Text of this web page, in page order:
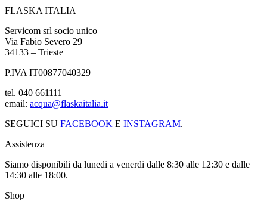
FLASKA ITALIA
Servicom srl socio unico
Via Fabio Severo 29
34133 – Trieste
P.IVA IT00877040329
tel. 040 661111
email: acqua@flaskaitalia.it
SEGUICI SU FACEBOOK E INSTAGRAM.
Assistenza
Siamo disponibili da lunedi a venerdi dalle 8:30 alle 12:30 e dalle
14:30 alle 18:00.
Shop